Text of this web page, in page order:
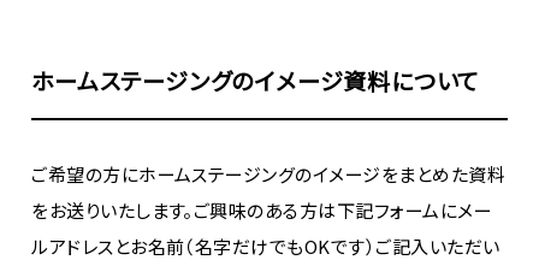
ホームステージングのイメージ資料について
ご希望の方にホームステージングのイメージをまとめた資料
をお送りいたします。ご興味のある方は下記フォームにメー
ルアドレスとお名前（名字だけでもOKです）ご記入いただい